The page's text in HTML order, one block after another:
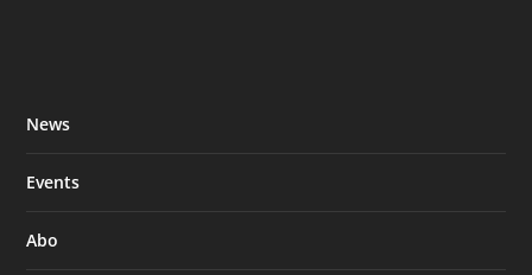
News
Events
Abo